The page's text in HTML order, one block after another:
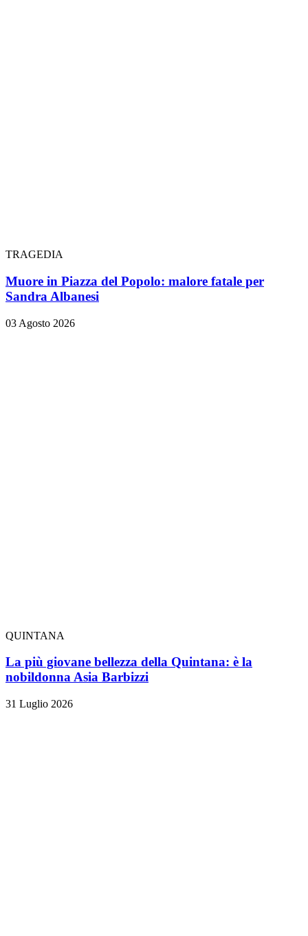
TRAGEDIA
Muore in Piazza del Popolo: malore fatale per
Sandra Albanesi
03 Agosto 2026
QUINTANA
La più giovane bellezza della Quintana: è la
nobildonna Asia Barbizzi
31 Luglio 2026